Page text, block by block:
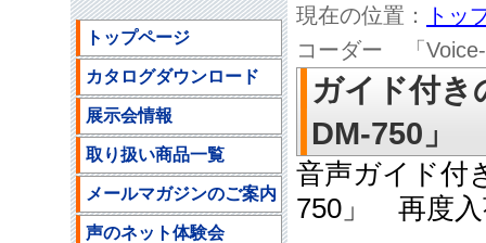
現在の位置：
トッ
コーダー 「
ガイド付
DM-750」
音声ガイド付
750」 再度入
トップページ
カタログダウンロード
展示会情報
取り扱い商品一覧
メールマガジンのご案内
声のネット体験会